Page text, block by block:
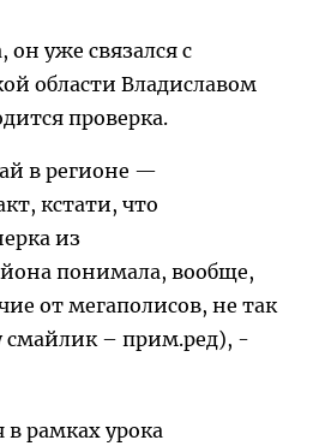
уже связался с
области Владиславом
проверка.
в регионе —
кстати, что
из
понимала, вообще,
от мегаполисов, не так
смайлик – прим.ред), -
в рамках урока